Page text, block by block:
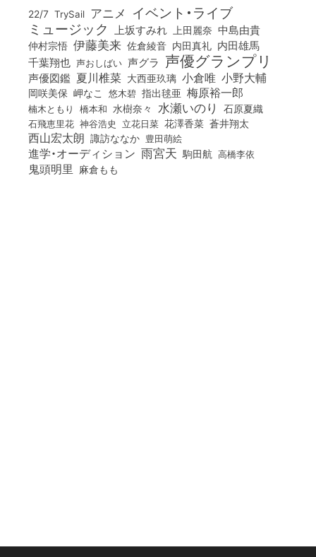
22/7 TrySail アニメ イベント・ライブ
ミュージック 上坂すみれ 上田麗奈 中島由貴
仲村宗悟 伊藤美来 佐倉綾音 内田真礼 内田雄馬
千葉翔也 声おしばい 声グラ 声優グランプリ
声優図鑑 夏川椎菜 大西亜玖璃 小倉唯 小野大輔
岡咲美保 岬なこ 悠木碧 指出毬亜 梅原裕一郎
楠木ともり 橋本和 水樹奈々 水瀬いのり 石原夏織
石飛恵里花 神谷浩史 立花日菜 花澤香菜 蒼井翔太
西山宏太朗 諏訪ななか 豊田萌絵
進学・オーディション 雨宮天 駒田航 高橋李依
鬼頭明里 麻倉もも